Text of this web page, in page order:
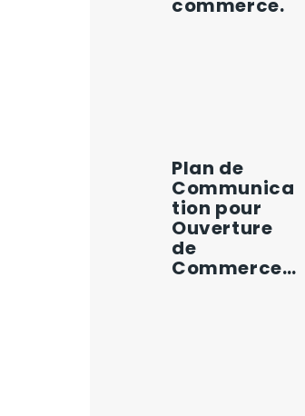
commerce.
Plan de
Communica
tion pour
Ouverture
de
Commerce…